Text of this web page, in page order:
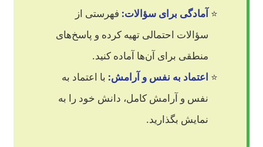
آمادگی برای سؤالات: فهرستی از
سؤالات احتمالی تهیه کرده و پاسخ‌های
منطقی برای آن‌ها آماده کنید.
اعتماد به نفس و آرامش: با اعتماد به
نفس و آرامش کامل، دانش خود را به
نمایش بگذارید.